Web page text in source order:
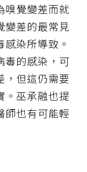
嗅覺變差而就
變差的最常見
染所導致。
毒的感染，可
，但這仍需要
。巫承融也提
師也有可能輕